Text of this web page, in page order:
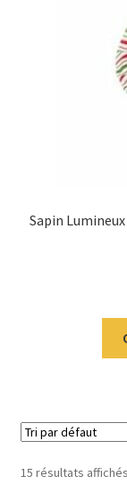
Sapin
15 résultats affichés